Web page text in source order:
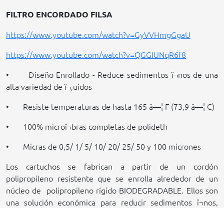
FILTRO ENCORDADO FILSA
https://www.youtube.com/watch?v=GyVVHmgGgaU
https://www.youtube.com/watch?v=QGGIUNqR6f8
• Diseño Enrollado - Reduce sedimentos ï¬nos de una
alta variedad de ï¬‚uidos
• Resiste temperaturas de hasta 165 â—¦ F (73,9 â—¦ C)
• 100% microï¬bras completas de polideth
• Micras de 0,5/ 1/ 5/ 10/ 20/ 25/ 50 y 100 micrones
Los cartuchos se fabrican a partir de un cordón
polipropileno resistente que se enrolla alrededor de un
núcleo de polipropileno rígido BIODEGRADABLE. Ellos son
una solución económica para reducir sedimentos ï¬nos,